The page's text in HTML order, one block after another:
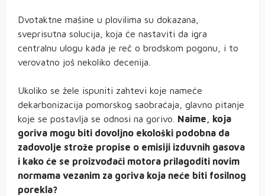
Dvotaktne mašine u plovilima su dokazana,
sveprisutna solucija, koja će nastaviti da igra
centralnu ulogu kada je reč o brodskom pogonu, i to
verovatno još nekoliko decenija.
Ukoliko se žele ispuniti zahtevi koje nameće
dekarbonizacija pomorskog saobraćaja, glavno pitanje
koje se postavlja se odnosi na gorivo. Naime, koja
goriva mogu biti dovoljno ekološki podobna da
zadovolje strože propise o emisiji izduvnih gasova
i kako će se proizvođači motora prilagoditi novim
normama vezanim za goriva koja neće biti fosilnog
porekla?